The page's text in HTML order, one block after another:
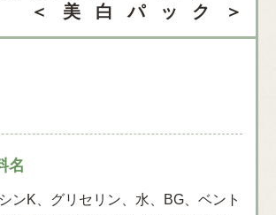
＜美白パック＞
名
ンK、グリセリン、水、BG、ベント